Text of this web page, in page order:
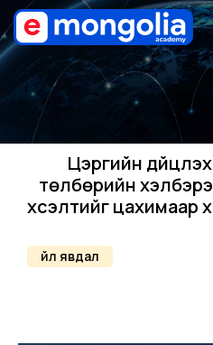
Цэргийн
төлбөрийн
хүсэлтийг цахимаар
Үйл явдал